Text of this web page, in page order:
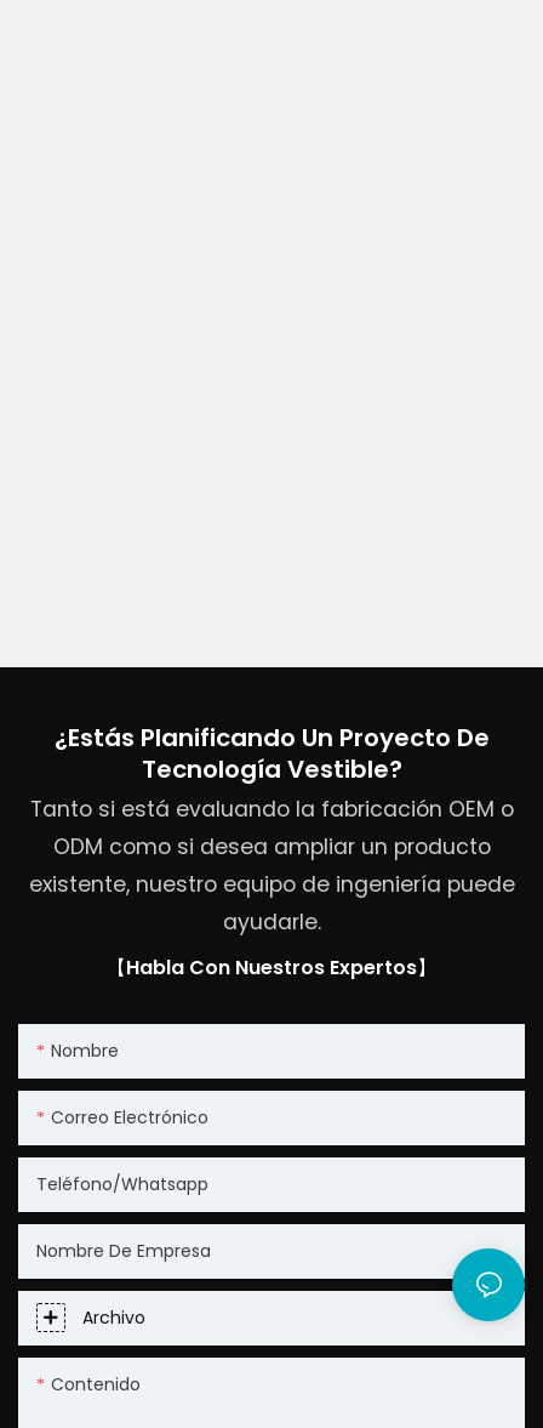
¿Estás Planificando Un Proyecto De
Tecnología Vestible?
Tanto si está evaluando la fabricación OEM o
ODM como si desea ampliar un producto
existente, nuestro equipo de ingeniería puede
ayudarle.
【Habla Con Nuestros Expertos】
Nombre
Correo Electrónico
Teléfono/whatsapp
Nombre De Empresa
Archivo
Contenido